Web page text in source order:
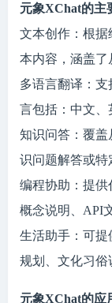
元象XChat的主
文本创作：根据
本内容，涵盖了
多语言翻译：
言包括：中文
知识问答：覆盖
识问题解答或
编程协助：提供
概念说明、API
生活助手：可
规划、文化习俗
元象XChat的应